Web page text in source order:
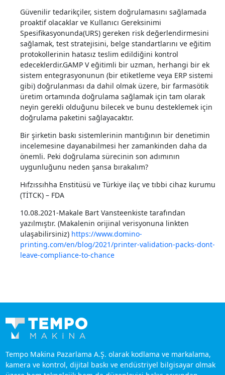
Güvenilir tedarikçiler, sistem doğrulamasını sağlamada
proaktif olacaklar ve Kullanıcı Gereksinimi
Spesifikasyonunda(URS) gereken risk değerlendirmesini
sağlamak, test stratejisini, belge standartlarını ve eğitim
protokollerinin hatasız teslim edildiğini kontrol
edeceklerdir.GAMP V eğitimli bir uzman, herhangi bir ek
sistem entegrasyonunun (bir etiketleme veya ERP sistemi
gibi) doğrulanması da dahil olmak üzere, bir farmasötik
üretim ortamında doğrulama sağlamak için tam olarak
neyin gerekli olduğunu bilecek ve bunu desteklemek için
doğrulama paketini sağlayacaktır.
Bir şirketin baskı sistemlerinin mantığının bir denetimin
incelemesine dayanabilmesi her zamankinden daha da
önemli. Peki doğrulama sürecinin son adımının
uygunluğunu neden şansa bırakalım?
Hıfzıssıhha Enstitüsü ve Türkiye ilaç ve tıbbi cihaz kurumu
(TİTCK) – FDA
10.08.2021-Makale Bart Vansteenkiste tarafından
yazılmıştır. (Makalenin orijinal verisyonuna linkten
ulaşabilirsiniz) https://www.domino-
printing.com/en/blog/2021/printer-validation-packs-dont-
leave-compliance-to-chance
Tempo Makina Pazarlama A.Ş. olarak kodlama ve markalama,
kamera ve kontrol, dijital baskı ve endüstriyel bilgisayar olmak